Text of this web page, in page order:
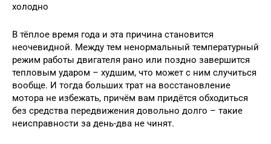
холодно
В тёплое время года и эта причина становится
неочевидной. Между тем ненормальный температурный
режим работы двигателя рано или поздно завершится
тепловым ударом – худшим, что может с ним случиться
вообще. И тогда больших трат на восстановление
мотора не избежать, причём вам придётся обходиться
без средства передвижения довольно долго – такие
неисправности за день-два не чинят.